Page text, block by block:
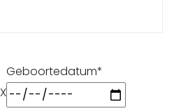
X
Geboortedatum*